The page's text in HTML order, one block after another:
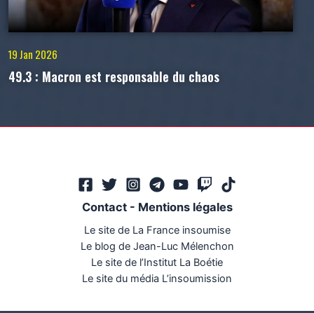
19 Jan 2026
49.3 : Macron est responsable du chaos
Contact- Mentions légales
Le site de La France insoumise
Le blog de Jean-Luc Mélenchon
Le site de l’Institut La Boétie
Le site du média L’insoumission